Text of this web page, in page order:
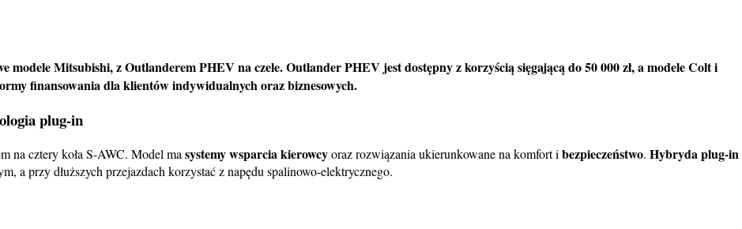
modele Mitsubishi, z Outlanderem PHEV na czele.Outlander PHEV jest dostępny z korzyścią sięgającą do 50 000 zł, a modele Colt i
finansowania dla klientów indywidualnych oraz biznesowych.
plug-in
na cztery koła S-AWC. Model masystemy wsparcia kierowcyoraz rozwiązania ukierunkowane na komfort ibezpieczeństwo. Hybryda plug-in
a przy dłuższych przejazdach korzystać z napędu spalinowo-elektrycznego.